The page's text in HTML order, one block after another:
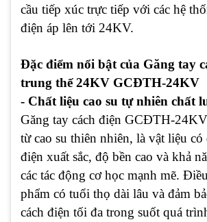
cầu tiếp xúc trực tiếp với các hệ
điện áp lên tới 24KV.
Đặc điểm nổi bật của Găng tay
trung thế 24KV GCĐTH-24KV
- Chất liệu cao su tự nhiên chất
Găng tay cách điện GCĐTH-
từ cao su thiên nhiên, là vật liệu có
điện xuất sắc, độ bền cao và khả
các tác động cơ học mạnh mẽ.
phẩm có tuổi thọ dài lâu và đảm
cách điện tối đa trong suốt quá